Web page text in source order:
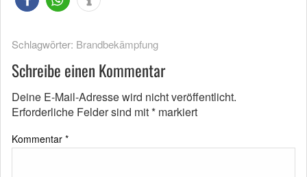
Schlagwörter: Brandbekämpfung
Schreibe einen Kommentar
Deine E-Mail-Adresse wird nicht veröffentlicht.
Erforderliche Felder sind mit* markiert
Kommentar *